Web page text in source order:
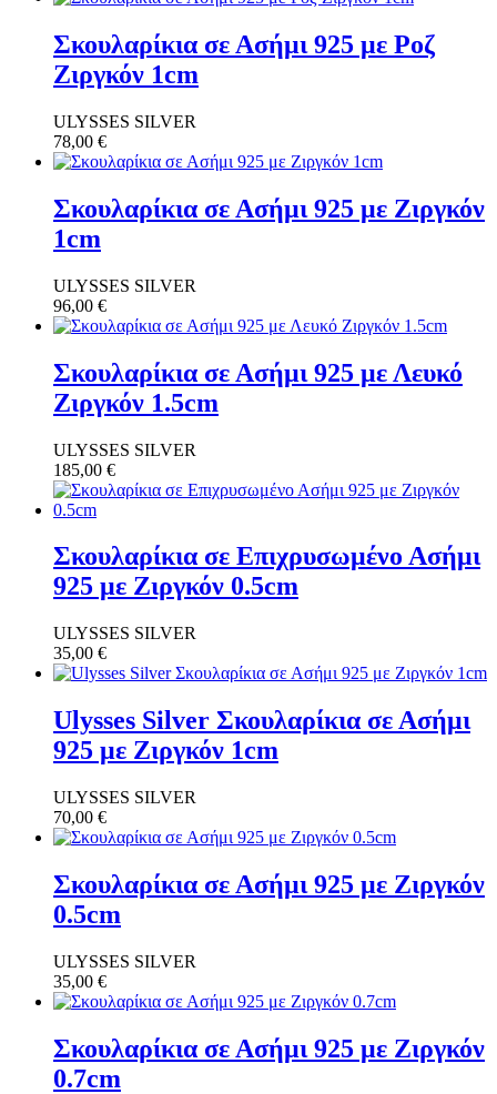
Σκουλαρίκια σε Ασήμι 925 με Ροζ
Ζιργκόν 1cm
ULYSSES SILVER
78,00 €
Σκουλαρίκια σε Ασήμι 925 με Ζιργκόν
1cm
ULYSSES SILVER
96,00 €
Σκουλαρίκια σε Ασήμι 925 με Λευκό
Ζιργκόν 1.5cm
ULYSSES SILVER
185,00 €
Σκουλαρίκια σε Επιχρυσωμένο Ασήμι
925 με Ζιργκόν 0.5cm
ULYSSES SILVER
35,00 €
Ulysses Silver Σκουλαρίκια σε Ασήμι
925 με Ζιργκόν 1cm
ULYSSES SILVER
70,00 €
Σκουλαρίκια σε Ασήμι 925 με Ζιργκόν
0.5cm
ULYSSES SILVER
35,00 €
Σκουλαρίκια σε Ασήμι 925 με Ζιργκόν
0.7cm